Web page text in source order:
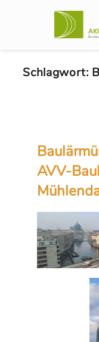
Schlagwort:
AVV-